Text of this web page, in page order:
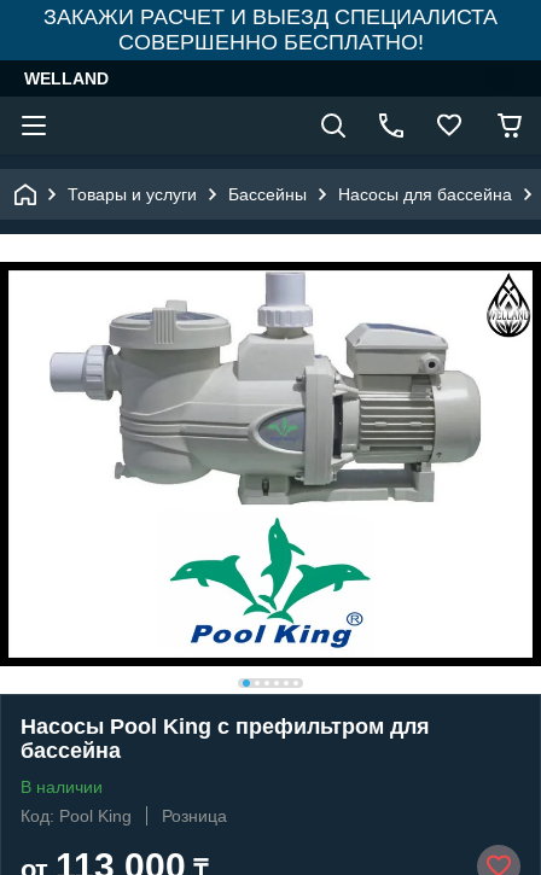
ЗАКАЖИ РАСЧЕТ И ВЫЕЗД СПЕЦИАЛИСТА
СОВЕРШЕННО БЕСПЛАТНО!
WELLAND
Товары и услуги Бассейны Насосы для бассейна
Насосы Pool King c префильтром для
бассейна
В наличии
Код: Pool King
Розница
113 000